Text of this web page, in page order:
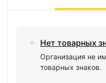
Нет товарных
Организация не
товарных знаков.